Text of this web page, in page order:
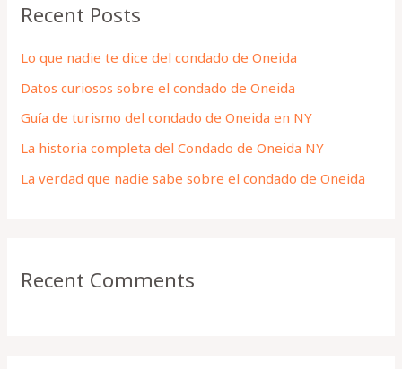
c
f
o
r
:
Recent Posts
Lo que nadie te dice del condado de Oneida
Datos curiosos sobre el condado de Oneida
Guía de turismo del condado de Oneida en NY
La historia completa del Condado de Oneida NY
La verdad que nadie sabe sobre el condado de Oneida
Recent Comments